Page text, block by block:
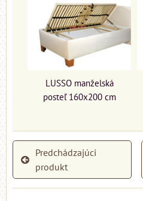
LUSSO manželská
posteľ 160x200 cm
Predchádzajúci
produkt